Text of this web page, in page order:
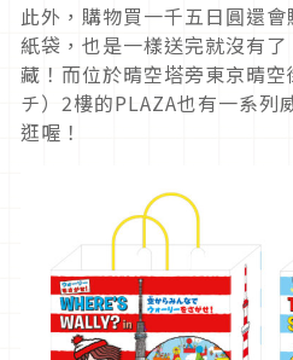
此外，購物買一千五日圓還
紙袋，也是一樣送完就沒有
藏！而位於晴空塔旁東京晴
チ）2樓的PLAZA也有一系列
逛喔！